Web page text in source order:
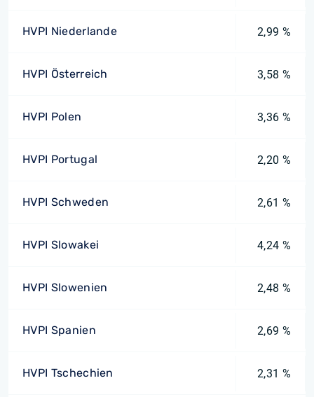
HVPI Niederlande 2,99 %
HVPI Österreich 3,58 %
HVPI Polen 3,36 %
HVPI Portugal 2,20 %
HVPI Schweden 2,61 %
HVPI Slowakei 4,24 %
HVPI Slowenien 2,48 %
HVPI Spanien 2,69 %
HVPI Tschechien 2,31 %